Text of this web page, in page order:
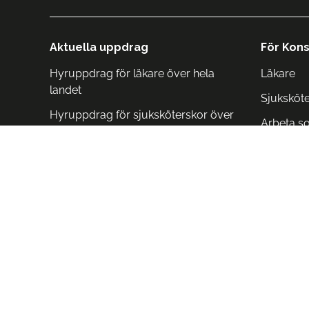
Aktuella uppdrag
Hyruppdrag för läkare över hela
landet
Hyruppdrag för sjuksköterskor över
För
Läkare
Arbeta